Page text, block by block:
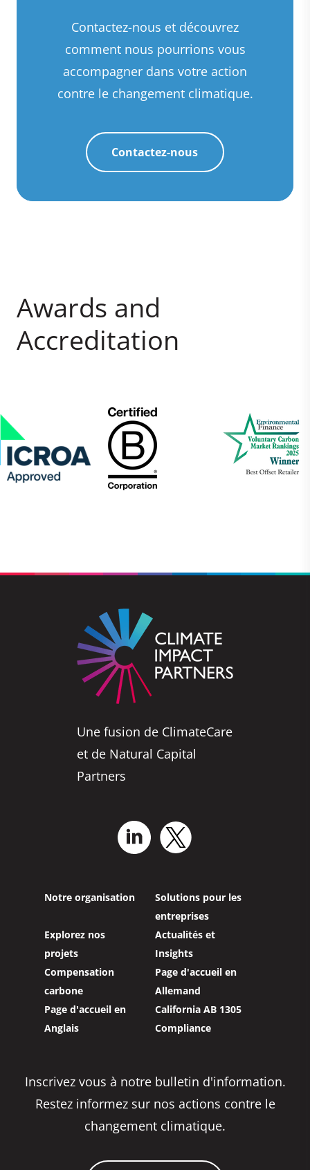
Contactez-nous et découvrez
comment nous pourrions vous
accompagner dans votre action
contre le changement climatique.
Contactez-nous
Awards and
Accreditation
Une fusion de ClimateCare
et de Natural Capital
Partners
Notre organisation
Solutions pour les
entreprises
Explorez nos
projets
Actualités et
Insights
Compensation
carbone
Page d'accueil en
Allemand
Page d'accueil en
Anglais
California AB 1305
Compliance
Inscrivez vous à notre bulletin d'information.
Restez informez sur nos actions contre le
changement climatique.